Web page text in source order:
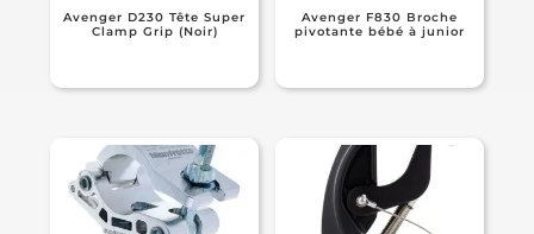
Avenger D230 Tête Super
Clamp Grip (Noir)
Avenger F830 Broche
pivotante bébé à junior